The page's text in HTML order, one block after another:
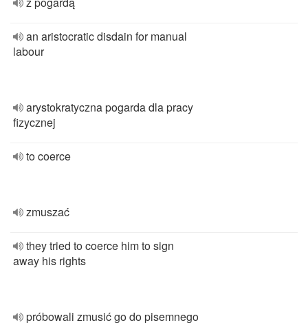
an aristocratic disdain for manual
labour
arystokratyczna pogarda dla pracy
fizycznej
to coerce
zmuszać
they tried to coerce him to sign
away his rights
próbowali zmusić go do pisemnego